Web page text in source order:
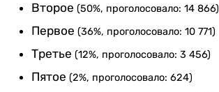
Второе (50%, проголосовало: 14 866)
Первое (36%, проголосовало: 10 771)
Третье (12%, проголосовало: 3 456)
Пятое (2%, проголосовало: 624)